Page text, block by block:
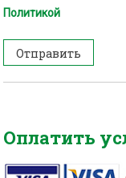
Политикой
Оплатить